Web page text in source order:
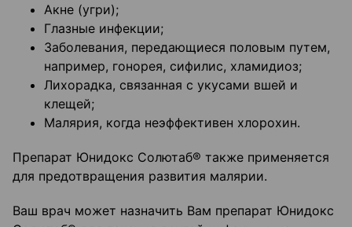
Акне (угри);
Глазные инфекции;
Заболевания, передающиеся половым путем,
например, гонорея, сифилис, хламидиоз;
Лихорадка, связанная с укусами вшей и
клещей;
Малярия, когда неэффективен хлорохин.
Препарат Юнидокс Солютаб® также применяется
для предотвращения развития малярии.
Ваш врач может назначить Вам препарат Юнидокс